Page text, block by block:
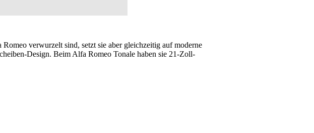
verwurzelt sind, setzt sie aber gleichzeitig auf moderne
Design. Beim Alfa Romeo Tonale haben sie 21-Zoll-